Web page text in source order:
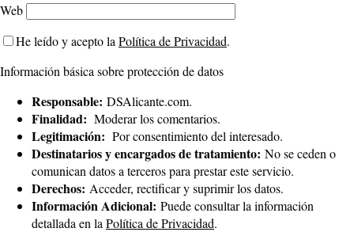
Web
He leído y acepto la Política de Privacidad.
Información básica sobre protección de datos
Responsable: DSAlicante.com.
Finalidad: Moderar los comentarios.
Legitimación: Por consentimiento del interesado.
Destinatarios y encargados de tratamiento: No se ceden o
comunican datos a terceros para prestar este servicio.
Derechos: Acceder, rectificar y suprimir los datos.
Información Adicional: Puede consultar la información
detallada en la Política de Privacidad.